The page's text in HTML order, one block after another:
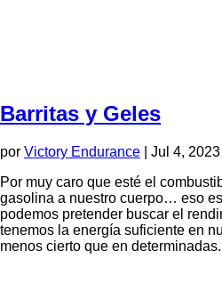
Barritas y Geles
por Victory Endurance Jul 4, 2023
Por muy caro que esté el
gasolina a nuestro cuerpo… eso
podemos pretender buscar el
tenemos la energía suficiente en
menos cierto que en